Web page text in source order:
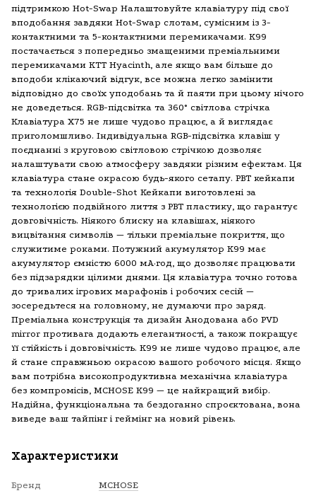
підтримкою Hot-Swap Налаштовуйте клавіатуру під свої
вподобання завдяки Hot-Swap слотам, сумісним із 3-
контактними та 5-контактними перемикачами. K99
постачається з попередньо змащеними преміальними
перемикачами KTT Hyacinth, але якщо вам більше до
вподоби клікаючий відгук, все можна легко замінити
відповідно до своїх уподобань та й паяти при цьому нічого
не доведеться. RGB-підсвітка та 360° світлова стрічка
Клавіатура X75 не лише чудово працює, а й виглядає
приголомшливо. Індивідуальна RGB-підсвітка клавіш у
поєднанні з круговою світловою стрічкою дозволяє
налаштувати свою атмосферу завдяки різним ефектам. Ця
клавіатура стане окрасою будь-якого сетапу. PBT кейкапи
та технологія Double-Shot Кейкапи виготовлені за
технологією подвійного лиття з PBT пластику, що гарантує
довговічність. Ніякого блиску на клавішах, ніякого
вицвітання символів — тільки преміальне покриття, що
служитиме роками. Потужний акумулятор K99 має
акумулятор ємністю 6000 мА·год, що дозволяє працювати
без підзарядки цілими днями. Ця клавіатура точно готова
до тривалих ігрових марафонів і робочих сесій —
зосередьтеся на головному, не думаючи про заряд.
Преміальна конструкція та дизайн Анодована або PVD
mirror противага додають елегантності, а також покращує
її стійкість і довговічність. K99 не лише чудово працює, але
й стане справжньою окрасою вашого робочого місця. Якщо
вам потрібна високопродуктивна механічна клавіатура
без компромісів, MCHOSE K99 — це найкращий вибір.
Надійна, функціональна та бездоганно спроєктована, вона
виведе ваш тайпінг і геймінг на новий рівень.
Характеристики
Бренд MCHOSE